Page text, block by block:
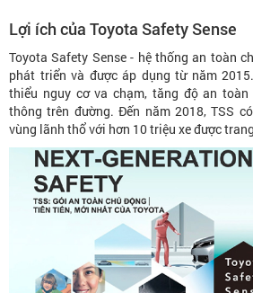
Lợi ích của Toyota Safety Sense
Toyota Safety Sense - hệ thống an toàn
phát triển và được áp dụng từ năm
thiểu nguy cơ va chạm, tăng độ an
thông trên đường. Đến năm 2018, TSS
vùng lãnh thổ với hơn 10 triệu xe được